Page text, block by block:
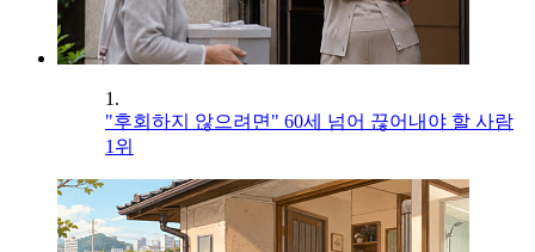
1.
"후회하지 않으려면" 60세 넘어 끊어내야 할 사람
1위